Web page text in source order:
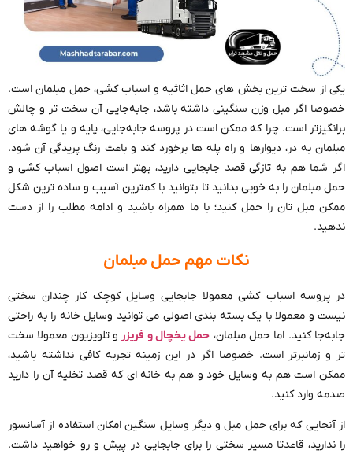
یکی از سخت ترین بخش های حمل اثاثیه و اسباب کشی، حمل مبلمان است.
خصوصا اگر مبل وزن سنگینی داشته باشد، جابه‌جایی آن سخت تر و چالش
برانگیزتر است. چرا که ممکن است در پروسه جابه‌جایی، پایه و یا گوشه های
مبلمان به در، دیوارها و راه پله ها برخورد کند و باعث رنگ پریدگی آن شود.
اگر شما هم به تازگی قصد جابجایی دارید، بهتر است اصول اسباب کشی و
حمل مبلمان را به خوبی بدانید تا بتوانید با کمترین آسیب و ساده ترین شکل
ممکن مبل تان را حمل کنید؛ با ما همراه باشید و ادامه مطلب را از دست
ندهید.
نکات مهم حمل مبلمان
در پروسه اسباب کشی معمولا جابجایی وسایل کوچک کار چندان سختی
نیست و معمولا با یک بسته بندی اصولی می توانید وسایل خانه را به راحتی
جابه‌جا کنید. اما حمل مبلمان، حمل یخچال و فریزر و تلویزیون معمولا سخت
تر و زمانبرتر است. خصوصا اگر در این زمینه تجربه کافی نداشته باشید،
ممکن است هم به وسایل خود و هم به خانه ای که قصد تخلیه آن را دارید
صدمه وارد کنید.
از آنجایی که برای حمل مبل و دیگر وسایل سنگین امکان استفاده از آسانسور
را ندارید، قاعدتا مسیر سختی را برای جابجایی در پیش و رو خواهید داشت.